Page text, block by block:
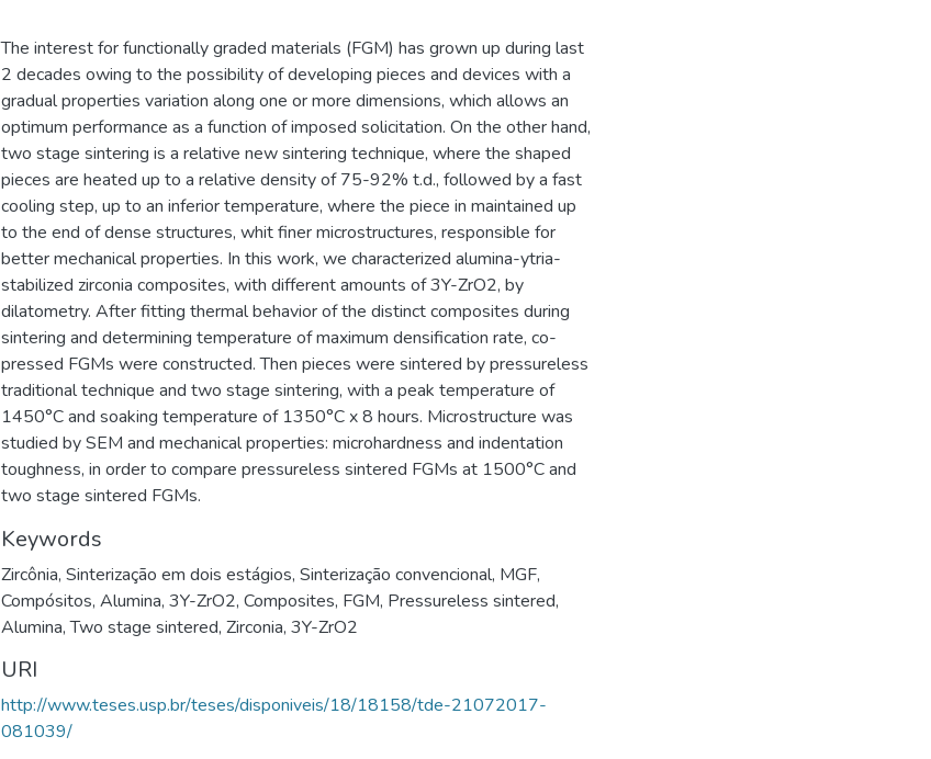
The interest for functionally graded materials (FGM) has grown up during last
2 decades owing to the possibility of developing pieces and devices with a
gradual properties variation along one or more dimensions, which allows an
optimum performance as a function of imposed solicitation. On the other hand,
two stage sintering is a relative new sintering technique, where the shaped
pieces are heated up to a relative density of 75-92% t.d., followed by a fast
cooling step, up to an inferior temperature, where the piece in maintained up
to the end of dense structures, whit finer microstructures, responsible for
better mechanical properties. In this work, we characterized alumina-ytria-
stabilized zirconia composites, with different amounts of 3Y-ZrO2, by
dilatometry. After fitting thermal behavior of the distinct composites during
sintering and determining temperature of maximum densification rate, co-
pressed FGMs were constructed. Then pieces were sintered by pressureless
traditional technique and two stage sintering, with a peak temperature of
1450°C and soaking temperature of 1350°C x 8 hours. Microstructure was
studied by SEM and mechanical properties: microhardness and indentation
toughness, in order to compare pressureless sintered FGMs at 1500°C and
two stage sintered FGMs.
Keywords
Zircônia, Sinterização em dois estágios, Sinterização convencional, MGF,
Compósitos, Alumina, 3Y-ZrO2, Composites, FGM, Pressureless sintered,
Alumina,Two stage sintered, Zirconia, 3Y-ZrO2
URI
http://www.teses.usp.br/teses/disponiveis/18/18158/tde-21072017-
081039/